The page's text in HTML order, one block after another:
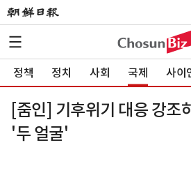
정책 정치 사회 국제 사이
[줌인] 기후위기 대응 강조
'두 얼굴'